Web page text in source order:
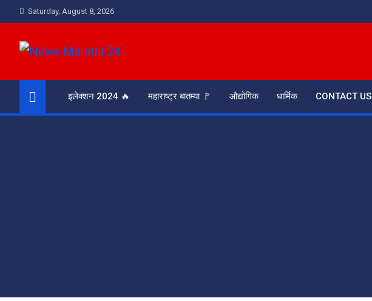
to
Saturday, August 8, 2026
News Marathi 24
इलेक्शन 2024 🔥 महाराष्ट्र बातम्या 🚩 औद्योगिक धार्मिक CONTACT US